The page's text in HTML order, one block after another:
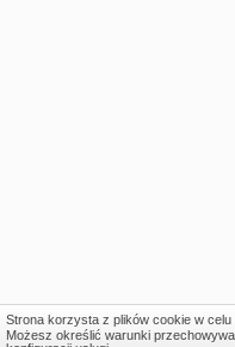
Strona korzysta z plików cookie w celu
Możesz określić warunki